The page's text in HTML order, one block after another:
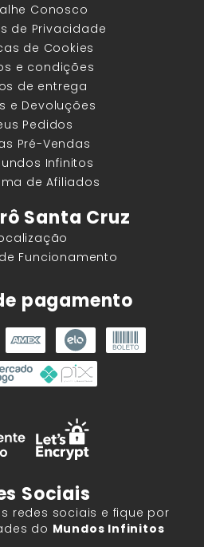
Conosco
de Privacidade
de Cookies
e condições
de entrega
e Devoluções
Pedidos
Pré-Vendas
Infinitos
de Afiliados
Santa Cruz
Funcionamento
pagamento
Sociais
redes sociais e fique por
do Mundos Infinitos